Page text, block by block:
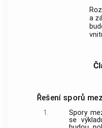
a
Řešení sporů
1.
Spory
se